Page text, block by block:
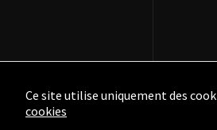
Ce site utilise uniquement des
cookies